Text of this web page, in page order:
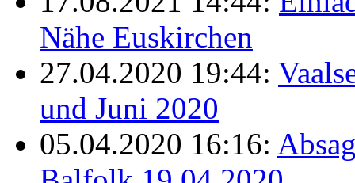
Nähe Euskirchen
27.04.2020 19:44:
und Juni 2020
05.04.2020 16:16: